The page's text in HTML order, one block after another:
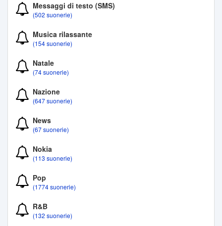
Messaggi di testo (SMS)
(502 suonerie)
Musica rilassante
(154 suonerie)
Natale
(74 suonerie)
Nazione
(647 suonerie)
News
(67 suonerie)
Nokia
(113 suonerie)
Pop
(1774 suonerie)
R&B
(132 suonerie)